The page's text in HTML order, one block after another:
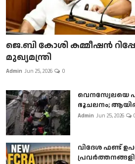
ജെ.ബി കോശി കമ്മീഷൻ
മുഖ്യമന്ത്രി
Admin Jun 25, 2026 0
വെനസ്വേലയെ
ഭൂചലനം;
Admin Jun 25, 2026
വിദേശ ഫണ്ട്